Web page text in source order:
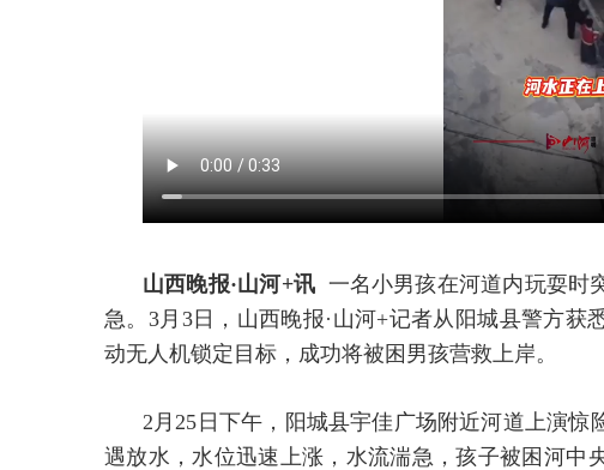
山西晚报·山河+讯 一名小男孩在河道内玩耍时
急。3月3日，山西晚报·山河+记者从阳城县警方获
动无人机锁定目标，成功将被困男孩营救上岸。
2月25日下午，阳城县宇佳广场附近河道上演惊
遇放水，水位迅速上涨，水流湍急，孩子被困河中